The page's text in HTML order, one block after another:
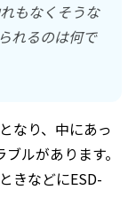
もなくそうな
れるのは何で
なり、中にあっ
ルがあります。
きなどにESD-